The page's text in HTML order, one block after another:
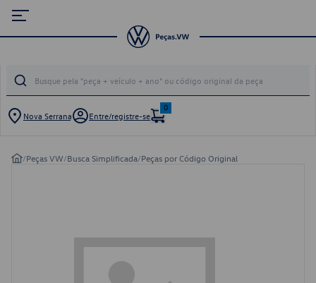
Nova Serrana Entre/registre-se
0
/Peças VW/Busca Simplificada/Peças por Código Original